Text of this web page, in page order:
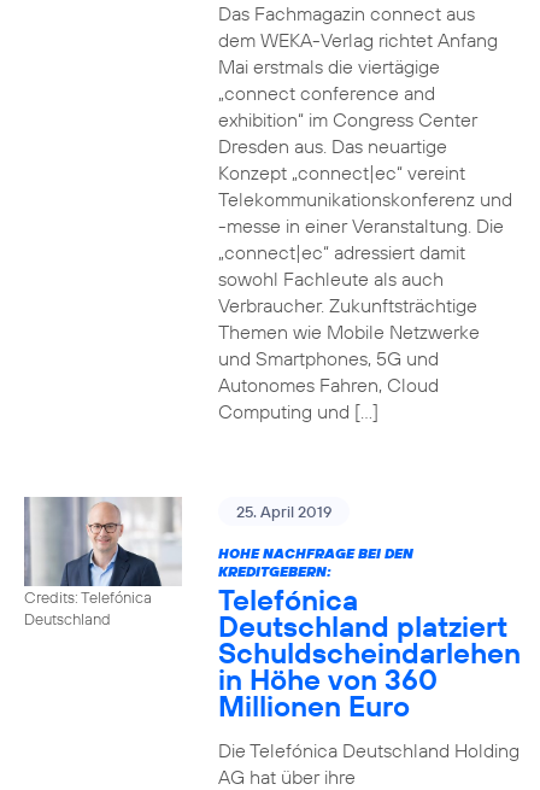
Das Fachmagazin connect aus
dem WEKA-Verlag richtet Anfang
Mai erstmals die viertägige
„connect conference and
exhibition“ im Congress Center
Dresden aus. Das neuartige
Konzept „connect|ec“ vereint
Telekommunikationskonferenz und
-messe in einer Veranstaltung. Die
„connect|ec“ adressiert damit
sowohl Fachleute als auch
Verbraucher. Zukunftsträchtige
Themen wie Mobile Netzwerke
und Smartphones, 5G und
Autonomes Fahren, Cloud
Computing und […]
Credits: Telefónica
Deutschland
25. April 2019
HOHE NACHFRAGE BEI DEN
KREDITGEBERN:
Telefónica
Deutschland platziert
Schuldscheindarlehen
in Höhe von 360
Millionen Euro
Die Telefónica Deutschland Holding
AG hat über ihre